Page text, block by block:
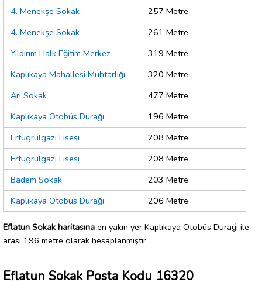
4. Menekşe Sokak
257 Metre
4. Menekşe Sokak
261 Metre
Yıldırım Halk Eğitim Merkez
319 Metre
Kaplıkaya Mahallesi Muhtarlığı
320 Metre
Arı Sokak
477 Metre
Kaplıkaya Otobüs Durağı
196 Metre
Ertugrulgazi Lisesi
208 Metre
Ertugrulgazi Lisesi
208 Metre
Badem Sokak
203 Metre
Kaplıkaya Otobüs Durağı
206 Metre
Eflatun Sokak haritasına en yakın yer Kaplıkaya Otobüs Durağı ile
arası 196 metre olarak hesaplanmıştır.
Eflatun Sokak Posta Kodu 16320